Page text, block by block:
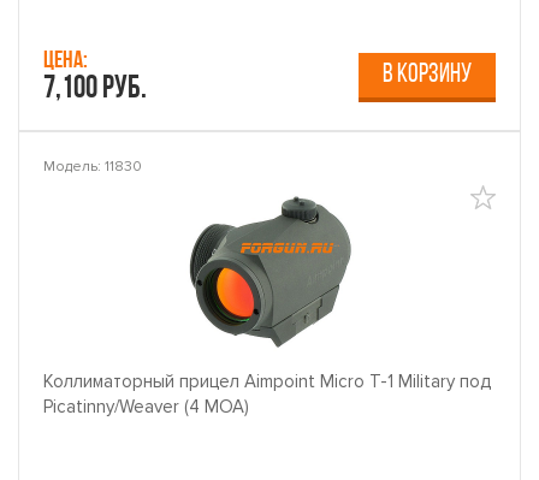
Цена:
7,100 руб. В КОРЗИНУ
Модель: 11830
Коллиматорный прицел Aimpoint Micro T-1 Military под
Picatinny/Weaver (4 МОА)